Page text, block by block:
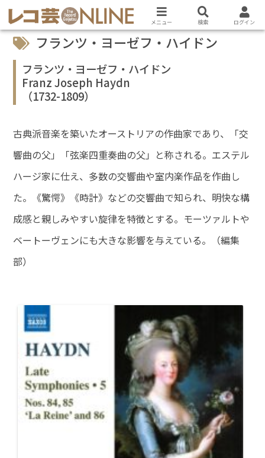
フランツ・ヨーゼフ・ハイドン
フランツ・ヨーゼフ・ハイドン
Franz Joseph Haydn
（1732-1809）
古典派音楽を築いたオーストリアの作曲家であり、「交
響曲の父」「弦楽四重奏曲の父」と称される。エステル
ハージ家に仕え、多数の交響曲や室内楽作品を作曲し
た。《驚愕》《時計》などの交響曲で知られ、明快な構
成感と親しみやすい旋律を特徴とする。モーツァルトや
ベートーヴェンにも大きな影響を与えている。（編集
部）
メニュー 検索 ログイン